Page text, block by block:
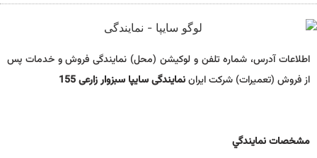
اطلاعات آدرس، شماره تلفن و لوکیشن (محل) نمایندگی فروش و خدمات پس
از فروش (تعمیرات) شرکت ایراننمایندگی سایپا سبزوار زارعی 155
مشخصات نمايندگي